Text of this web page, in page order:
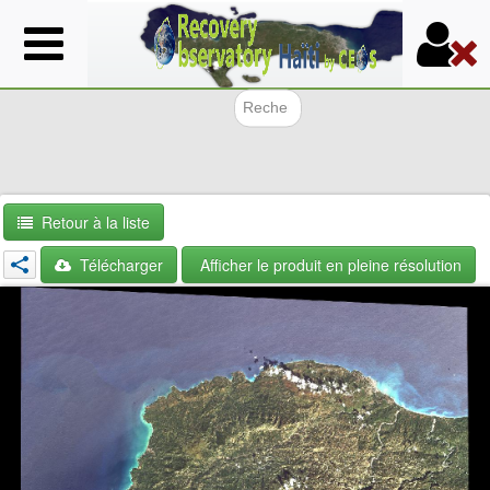
Aller
au
contenu
Retour à la liste
Télécharger
Afficher le produit en pleine résolution